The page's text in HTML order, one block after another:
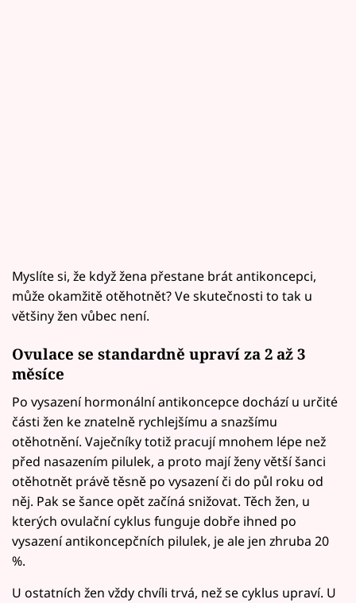
Myslíte si, že když žena přestane brát antikoncepci,
může okamžitě otěhotnět? Ve skutečnosti to tak u
většiny žen vůbec není.
Ovulace se standardně upraví za 2 až 3
měsíce
Po vysazení hormonální antikoncepce dochází u určité
části žen ke znatelně rychlejšímu a snazšímu
otěhotnění. Vaječníky totiž pracují mnohem lépe než
před nasazením pilulek, a proto mají ženy větší šanci
otěhotnět právě těsně po vysazení či do půl roku od
něj. Pak se šance opět začíná snižovat. Těch žen, u
kterých ovulační cyklus funguje dobře ihned po
vysazení antikoncepčních pilulek, je ale jen zhruba 20
%.
U ostatních žen vždy chvíli trvá, než se cyklus upraví. U